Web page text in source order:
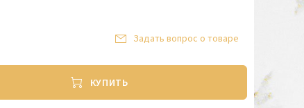
Задать вопрос о товаре
КУПИТЬ